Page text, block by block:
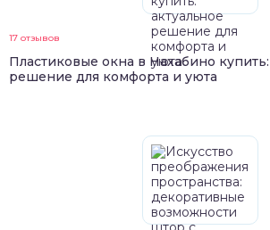
17 отзывов
Пластиковые окна в Нахабино купить:
решение для комфорта и уюта